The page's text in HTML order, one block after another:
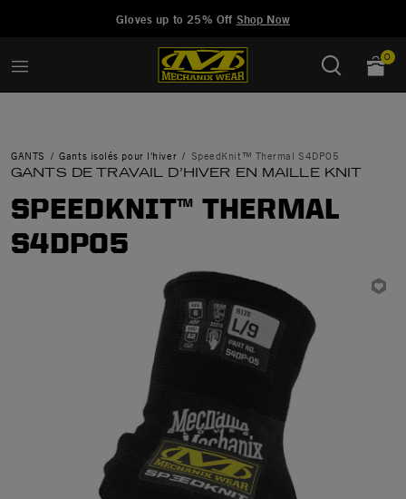
Gloves up to 25% Off Shop Now
0
GANTS Gants isolés pour l'hiver SpeedKnit™ Thermal S4DP05
GANTS DE TRAVAIL D’HIVER EN MAILLE KNIT
SPEEDKNIT™ THERMAL
S4DP05
Manage Wishlist